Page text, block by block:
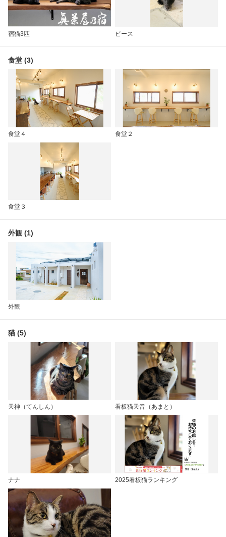
宿猫3匹 ピース
食堂 (3)
食堂４ 食堂２
食堂３
外観 (1)
外観
猫 (5)
天神（てんしん） 看板猫天音（あまと）
ナナ 2025看板猫ランキング